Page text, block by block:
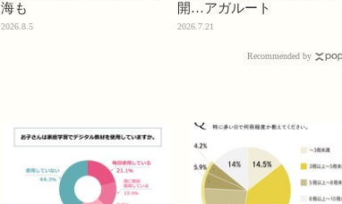
海も
2026.8.5
開…アガルート
2026.7.21
Recommended by